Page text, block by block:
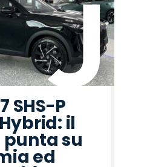
SHS-P
il
punta su
ed